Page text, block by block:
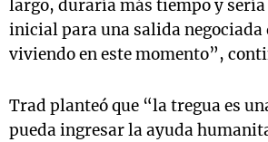
largo, duraría más tiempo y
inicial para una salida negociada
viviendo en este momento”,
Trad planteó que “la tregua es
pueda ingresar la ayuda